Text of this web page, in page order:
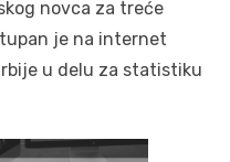
novca za treće
je na internet
u delu za statistiku